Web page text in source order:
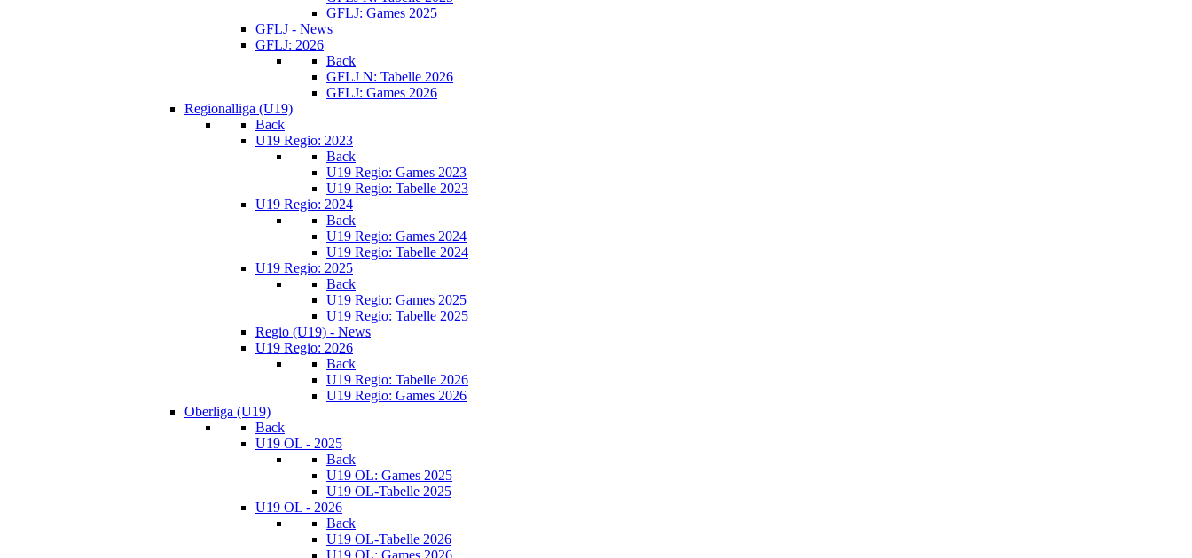
GFLJ: Games 2025
GFLJ - News
GFLJ: 2026
Back
GFLJ N: Tabelle 2026
GFLJ: Games 2026
Regionalliga (U19)
Back
U19 Regio: 2023
Back
U19 Regio: Games 2023
U19 Regio: Tabelle 2023
U19 Regio: 2024
Back
U19 Regio: Games 2024
U19 Regio: Tabelle 2024
U19 Regio: 2025
Back
U19 Regio: Games 2025
U19 Regio: Tabelle 2025
Regio (U19) - News
U19 Regio: 2026
Back
U19 Regio: Tabelle 2026
U19 Regio: Games 2026
Oberliga (U19)
Back
U19 OL - 2025
Back
U19 OL: Games 2025
U19 OL-Tabelle 2025
U19 OL - 2026
Back
U19 OL-Tabelle 2026
U19 OL: Games 2026